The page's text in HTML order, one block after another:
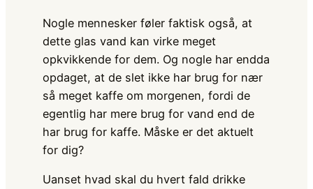
Nogle mennesker føler faktisk også, at
dette glas vand kan virke meget
opkvikkende for dem. Og nogle har endda
opdaget, at de slet ikke har brug for nær
så meget kaffe om morgenen, fordi de
egentlig har mere brug for vand end de
har brug for kaffe. Måske er det aktuelt
for dig?
Uanset hvad skal du hvert fald drikke